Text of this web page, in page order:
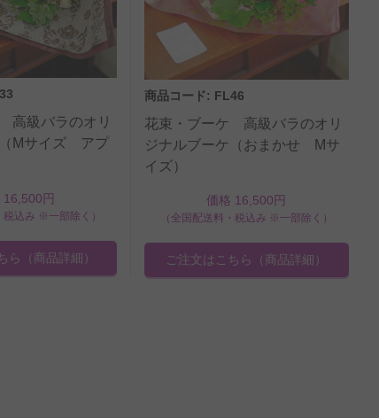
高級バラのオリ
Mサイズ アプ
16,500円
税込み ※一部除く）
ら （商品詳細）
商品コード: FL46
花束・ブーケ 高級バラのオリ
ジナルブーケ（おまかせ Mサ
イズ）
価格 16,500円
（全国配送料・税込み ※一部除く）
ご注文はこちら （商品詳細）